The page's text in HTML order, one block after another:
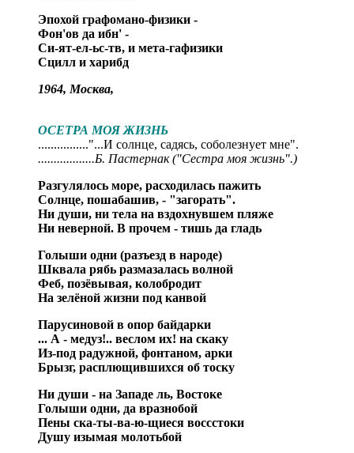
Эпохой графомано-физики -
Фон'ов да ибн' -
Си-ят-ел-ьс-тв, и мета-гафизики
Сцилл и харибд
1964, Москва,
ОСЕТРА МОЯ ЖИЗНЬ
................"...И солнце, садясь, соболезнует мне".
..................Б. Пастернак ("Сестра моя жизнь".)
Разгулялось море, расходилась пажить
Солнце, пошабашив, - "загорать".
Ни души, ни тела на вздохнувшем пляже
Ни неверной. В прочем - тишь да гладь
Голыши одни (разъезд в народе)
Шквала рябь размазалась волной
Феб, позёвывая, колобродит
На зелёной жизни под канвой
Парусиновой в опор байдарки
... А - медуз!.. веслом их! на скаку
Из-под радужной, фонтаном, арки
Брызг, расплющившихся об тоску
Ни души - на Западе ль, Востоке
Голыши одни, да вразнобой
Пены ска-ты-ва-ю-щиеся воссстоки
Душу изымая молотьбой